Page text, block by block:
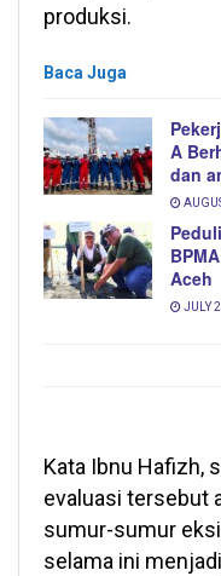
produksi.
Baca Juga
A
dan
Aceh
JULY
Kata Ibnu Hafizh,
evaluasi tersebut
sumur-sumur
selama ini